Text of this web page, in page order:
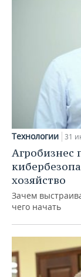
Технологии 31
Агробизнес
хозяйство
Зачем
чего начать